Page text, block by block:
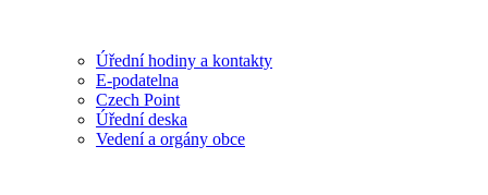
Úřední hodiny a kontakty
E-podatelna
Czech Point
Úřední deska
Vedení a orgány obce